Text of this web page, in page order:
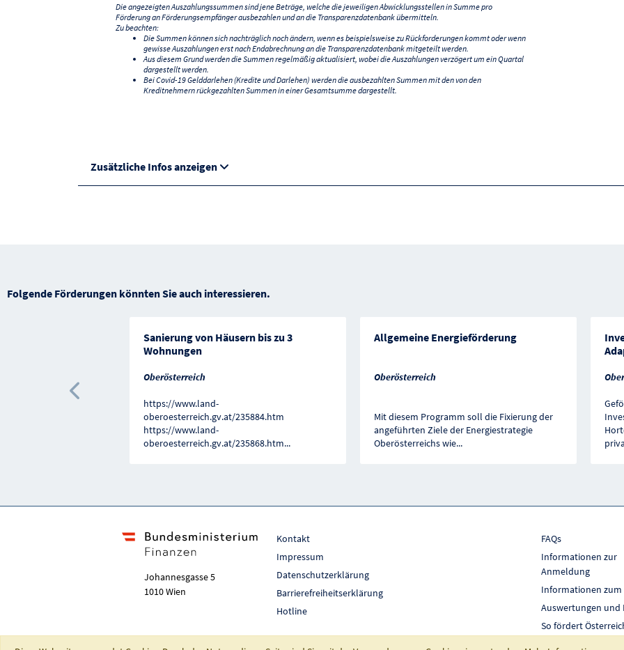
Die angezeigten Auszahlungssummen sind jene Beträge, welche die jeweiligen Abwicklungsstellen in Summe pro
Förderung an Förderungsempfänger ausbezahlen und an die Transparenzdatenbank übermitteln.
Zu beachten:
Die Summen können sich nachträglich noch ändern, wenn es beispielsweise zu Rückforderungen kommt oder wenn
gewisse Auszahlungen erst nach Endabrechnung an die Transparenzdatenbank mitgeteilt werden.
Aus diesem Grund werden die Summen regelmäßig aktualisiert, wobei die Auszahlungen verzögert um ein Quartal
dargestellt werden.
Bei Covid-19 Gelddarlehen (Kredite und Darlehen) werden die ausbezahlten Summen mit den von den
Kreditnehmern rückgezahlten Summen in einer Gesamtsumme dargestellt.
Zusätzliche Infos anzeigen
Folgende Förderungen könnten Sie auch interessieren.
Sanierung von Häusern bis zu 3
Wohnungen
Oberösterreich
https://www.land-
oberoesterreich.gv.at/235884.htm
https://www.land-
oberoesterreich.gv.at/235868.htm...
Allgemeine Energieförderung
Oberösterreich
Mit diesem Programm soll die Fixierung der
angeführten Ziele der Energiestrategie
Oberösterreichs wie...
Vorherige Förderung
Johannesgasse 5
1010 Wien
Kontakt
Impressum
Datenschutzerklärung
Barrierefreiheitserklärung
Hotline
FAQs
Informationen zur
Anmeldung
Informationen zum
Auswertungen und
So fördert